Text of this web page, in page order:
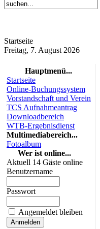
Startseite
Freitag, 7. August 2026
Hauptmenü...
Startseite
Online-Buchungssystem
Vorstandschaft und Verein
TCS Aufnahmeantrag
Downloadbereich
WTB-Ergebnisdienst
Multimediabereich...
Fotoalbum
Wer ist online...
Aktuell 14 Gäste online
Benutzername
Passwort
Angemeldet bleiben